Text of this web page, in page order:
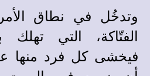
وتدخُل في نطاق
الفتّاكة، التي تهلك
فيخشى كل فرد منها